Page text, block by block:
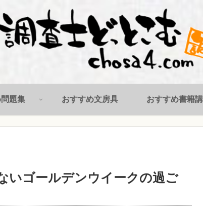
題集 おすすめ文房具 おすすめ書籍
いゴールデンウイークの過ご